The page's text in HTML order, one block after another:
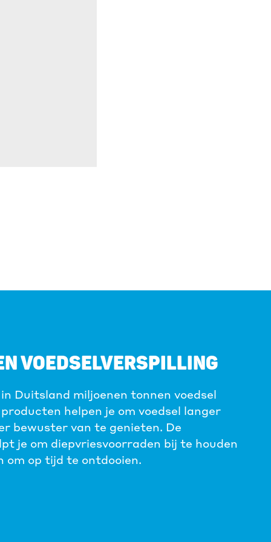
VOEDSELVERSPILLING
Duitsland miljoenen tonnen voedsel
helpen je om voedsel langer
bewuster van te genieten. De
je om diepvriesvoorraden bij te houden
om op tijd te ontdooien.